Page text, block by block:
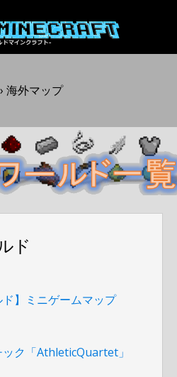
海外マップ
ド
ド】ミニゲームマップ
ク「AthleticQuartet」